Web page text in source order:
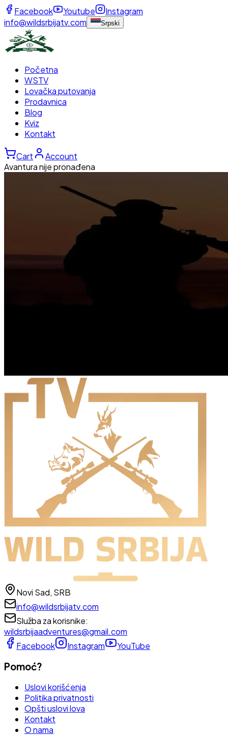
Facebook Youtube
Instagram
info@wildsrbijatv.com
Srpski
Početna
WSTV
Lovačka putovanja
Prodavnica
Blog
Kviz
Kontakt
Cart
Account
Avantura nije pronađena
Novi Sad, SRB
info@wildsrbijatv.com
Služba za korisnike:
wildsrbijaadventures@gmail.com
Facebook
Instagram YouTube
Pomoć?
Uslovi korišćenja
Politika privatnosti
Opšti uslovi lova
Kontakt
O nama